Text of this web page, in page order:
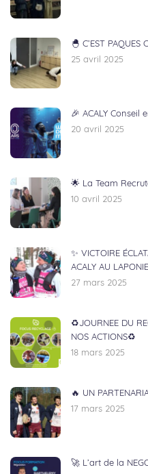
🐣 C’EST PAQUES
25 avril 2025
🎉 ACALY Conseil
20 avril 2025
🌟 La Team
10 avril 2025
✨ VICTOIRE
ACALY AU
27 mars 2025
♻️JOURNEE DU
NOS ACTIONS♻️
18 mars 2025
🔥 UN
17 mars 2025
🚀 L’art de la